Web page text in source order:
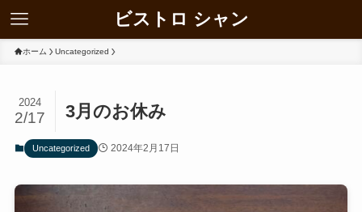
ビストロ シャン
ホーム Uncategorized
3月のお休み
2024
2/17
Uncategorized 2024年2月17日